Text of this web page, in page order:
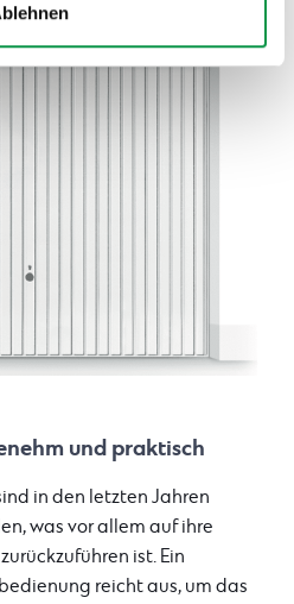
und praktisch
in den letzten Jahren
was vor allem auf ihre
ist. Ein
reicht aus, um das